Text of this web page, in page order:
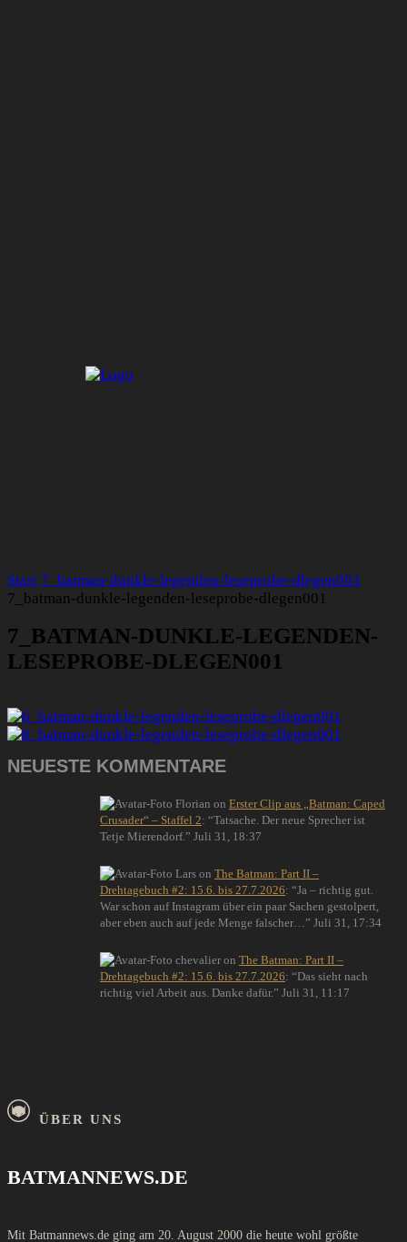
Start 7_batman-dunkle-legenden-leseprobe-dlegen001
7_batman-dunkle-legenden-leseprobe-dlegen001
7_BATMAN-DUNKLE-LEGENDEN-
LESEPROBE-DLEGEN001
NEUESTE KOMMENTARE
Florian on Erster Clip aus „Batman: Caped
Crusader“ – Staffel 2: “Tatsache. Der neue Sprecher ist
Tetje Mierendorf. ” Juli 31, 18:37
Lars on The Batman: Part II –
Drehtagebuch #2: 15.6. bis 27.7.2026: “Ja – richtig gut.
War schon auf Instagram über ein paar Sachen gestolpert,
aber eben auch auf jede Menge falscher… ” Juli 31, 17:34
chevalier on The Batman: Part II –
Drehtagebuch #2: 15.6. bis 27.7.2026: “Das sieht nach
richtig viel Arbeit aus. Danke dafür. ” Juli 31, 11:17
ÜBER UNS
BATMANNEWS.DE
Mit Batmannews.de ging am 20. August 2000 die heute wohl größte